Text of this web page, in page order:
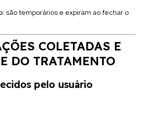
são temporários e expiram ao fechar o
COLETADAS E
DO TRATAMENTO
pelo usuário